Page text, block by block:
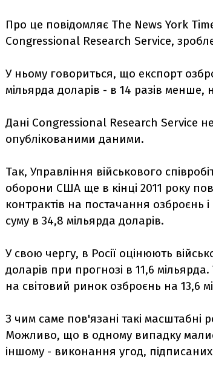
Про це повідомляє The News York
Congressional Research Service,
У ньому говориться, що експорт
мільярда доларів - в 14 разів менше,
Дані Congressional Research Service
опублікованими даними.
Так, Управління військового
оборони США ще в кінці 2011 року
контрактів на постачання озброєнь і
суму в 34,8 мільярда доларів.
У свою чергу, в Росії оцінюють
доларів при прогнозі в 11,6
на світовий ринок озброєнь на 13,6
З чим саме пов'язані такі масштабні
Можливо, що в одному випадку
іншому - виконання угод,